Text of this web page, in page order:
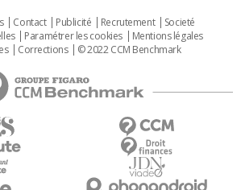
Contact Publicité Recrutement
Societé
Paramétrer les cookies
Mentions légales
Corrections © 2022 CCM Benchmark